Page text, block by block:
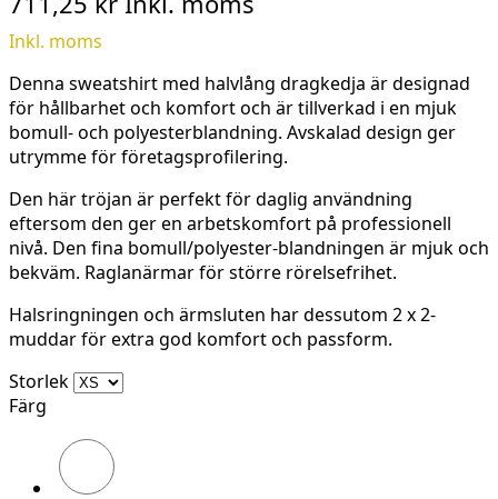
Inkl. moms
Denna sweatshirt med halvlång dragkedja är designad
för hållbarhet och komfort och är tillverkad i en mjuk
bomull- och polyesterblandning. Avskalad design ger
utrymme för företagsprofilering.
Den här tröjan är perfekt för daglig användning
eftersom den ger en arbetskomfort på professionell
nivå. Den fina bomull/polyester-blandningen är mjuk och
bekväm. Raglanärmar för större rörelsefrihet.
Halsringningen och ärmsluten har dessutom 2 x 2-
muddar för extra god komfort och passform.
Storlek
Färg